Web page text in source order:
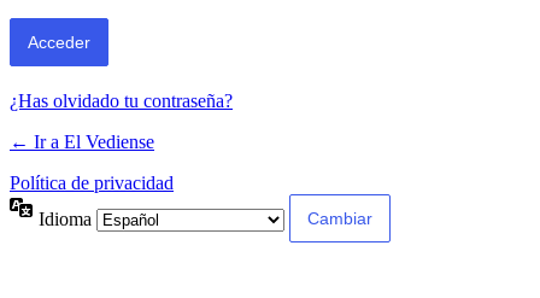
¿Has olvidado tu contraseña?
← Ir a El Vediense
Política de privacidad
Idioma